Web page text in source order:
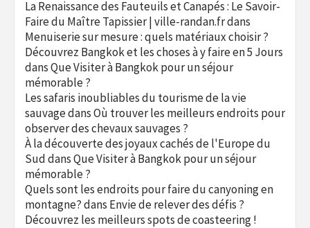
La Renaissance des Fauteuils et Canapés : Le Savoir-
Faire du Maître Tapissier | ville-randan.frdans
Menuiserie sur mesure : quels matériaux choisir ?
Découvrez Bangkok et les choses à y faire en 5 Jours
dansQue Visiter à Bangkok pour un séjour
mémorable ?
Les safaris inoubliables du tourisme de la vie
sauvagedansOù trouver les meilleurs endroits pour
observer des chevaux sauvages ?
À la découverte des joyaux cachés de l'Europe du
SuddansQue Visiter à Bangkok pour un séjour
mémorable ?
Quels sont les endroits pour faire du canyoning en
montagne?dans Envie de relever des défis ?
Découvrez les meilleurs spots de coasteering !